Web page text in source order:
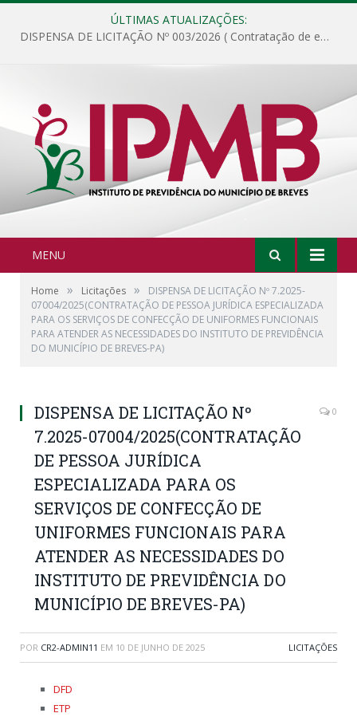
ÚLTIMAS ATUALIZAÇÕES:
DISPENSA DE LICITAÇÃO Nº 003/2026 ( Contratação de empresa para fornecimento de gêneros alimentícios não perecíveis, materiais de expediente, descartáveis, copa e cozinha, para análise e posterior publicação.)
MENU
Home » Licitações »
DISPENSA DE LICITAÇÃO Nº 7.2025-
07004/2025(CONTRATAÇÃO DE PESSOA JURÍDICA ESPECIALIZADA
PARA OS SERVIÇOS DE CONFECÇÃO DE UNIFORMES FUNCIONAIS
PARA ATENDER AS NECESSIDADES DO INSTITUTO DE PREVIDÊNCIA
DO MUNICÍPIO DE BREVES-PA)
DISPENSA DE LICITAÇÃO Nº
7.2025-07004/2025(CONTRATAÇÃO
DE PESSOA JURÍDICA
ESPECIALIZADA PARA OS
SERVIÇOS DE CONFECÇÃO DE
UNIFORMES FUNCIONAIS PARA
ATENDER AS NECESSIDADES DO
INSTITUTO DE PREVIDÊNCIA DO
MUNICÍPIO DE BREVES-PA)
0
POR CR2-ADMIN11 EM 10 DE JUNHO DE 2025 LICITAÇÕES
DFD
ETP